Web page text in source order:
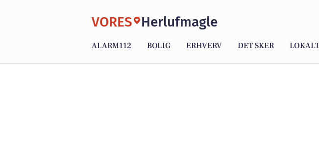
VORES Herlufmagle
ALARM112 BOLIG ERHVERV DET SKER